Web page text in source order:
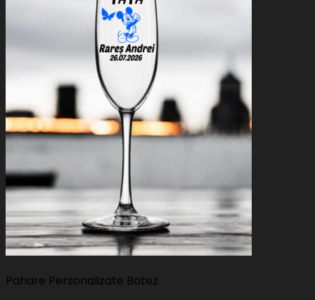
Pahare Personalizate Botez